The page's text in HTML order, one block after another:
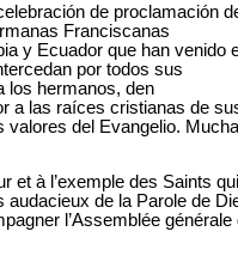
de proclamación
Franciscanas
y Ecuador que han venido
por todos sus
los hermanos, den
a las raíces cristianas de
valores del Evangelio.
et à l’exemple des Saints qui
de la Parole de
l’Assemblée générale